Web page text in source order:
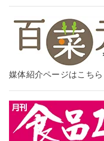
媒体紹介ページはこちら